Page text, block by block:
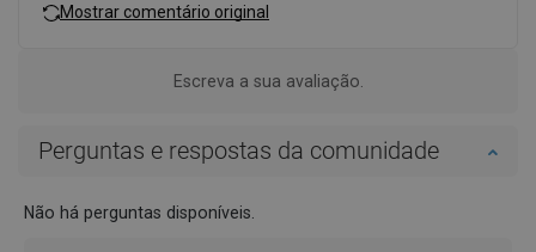
Mostrar comentário original
Escreva a sua avaliação.
Perguntas e respostas da comunidade
Não há perguntas disponíveis.